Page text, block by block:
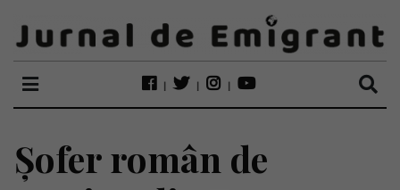
Șofer român de